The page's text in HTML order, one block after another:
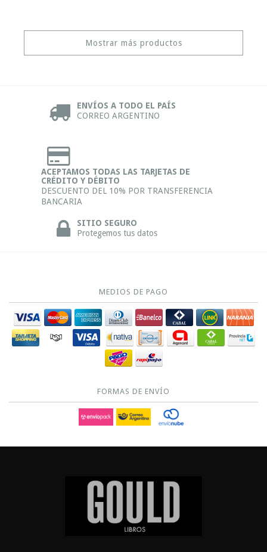
Mostrar más productos
ENVÍOS A TODO EL PAÍS
CORREO ARGENTINO
ACEPTAMOS TODAS LAS TARJETAS DE
CRÉDITO Y DÉBITO
DESCUENTO DEL 10% POR TRANSFERENCIA
BANCARIA
SITIO SEGURO
Protegemos tus datos
MEDIOS DE PAGO
FORMAS DE ENVÍO